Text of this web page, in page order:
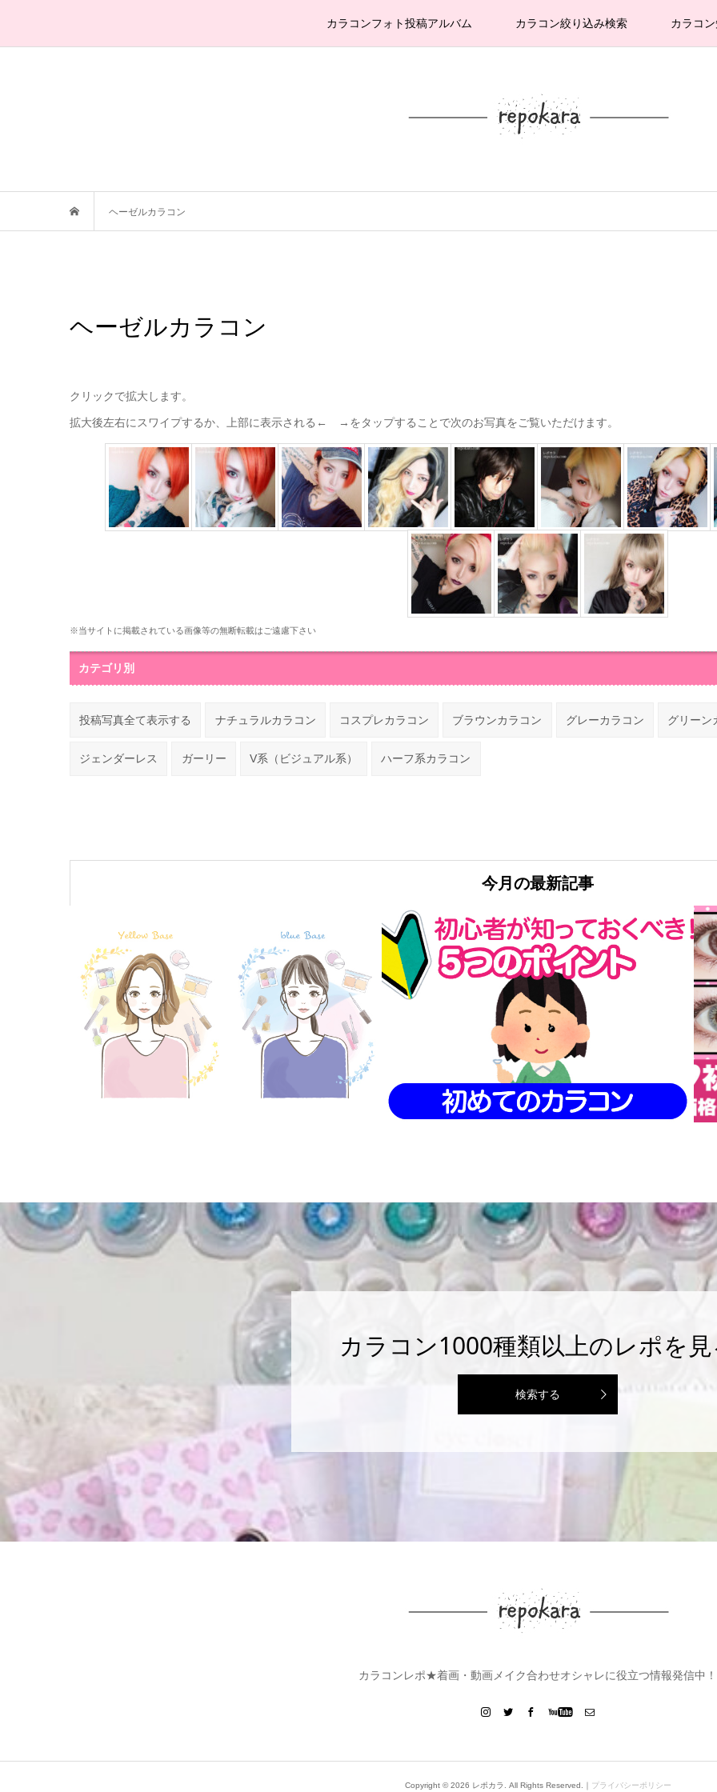
カラコンフォト投稿アルバム カラコン絞り込み検索 カラコ
ヘーゼルカラコン
ヘーゼルカラコン
クリックで拡大します。
拡大後左右にスワイプするか、上部に表示される← →をタップすることで次のお写真をご覧いただけます。
※当サイトに掲載されている画像等の無断転載はご遠慮下さい
カテゴリ別
投稿写真全て表示する ナチュラルカラコン コスプレカラコン ブラウンカラコン グレーカラコン グリーン
ジェンダーレス ガーリー V系（ビジュアル系） ハーフ系カラコン
今月の最新記事
カラコン1000種類以上のレポを
検索する
カラコンレポ★着画・動画メイク合わせオシャレに役立つ情報発信中！
Copyright ©2026 レポカラ. All Rights Reserved.｜ プライバシーポリシー